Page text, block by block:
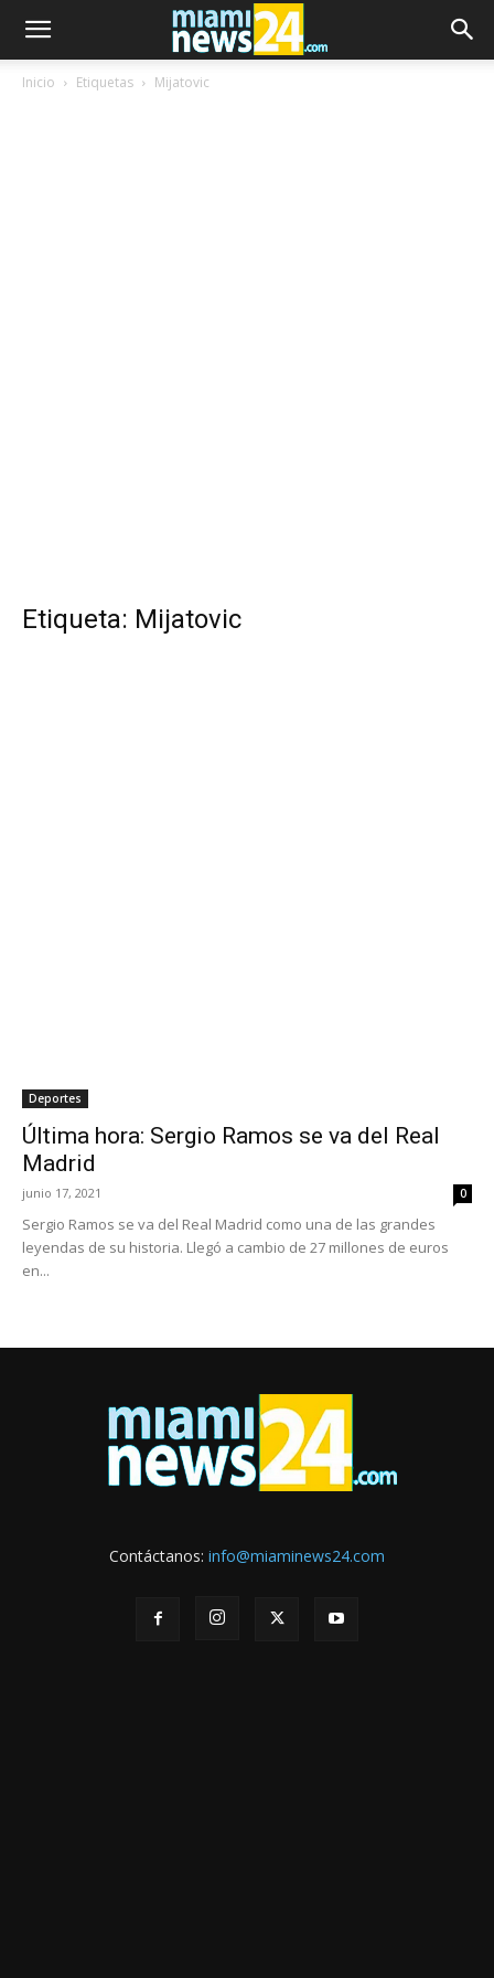
Inicio Etiquetas Mijatovic
Etiqueta: Mijatovic
Deportes
Última hora: Sergio Ramos se va del Real
Madrid
junio 17, 2021 0
Sergio Ramos se va del Real Madrid como una de las grandes
leyendas de su historia. Llegó a cambio de 27 millones de euros
en...
Contáctanos: info@miaminews24.com